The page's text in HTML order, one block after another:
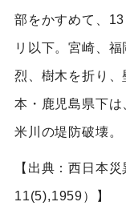
部をかすめて、
リ以下。宮崎、
烈、樹木を折り
本・鹿児島県下は
米川の堤防破壊。
【出典：西日本
11(5),1959）】